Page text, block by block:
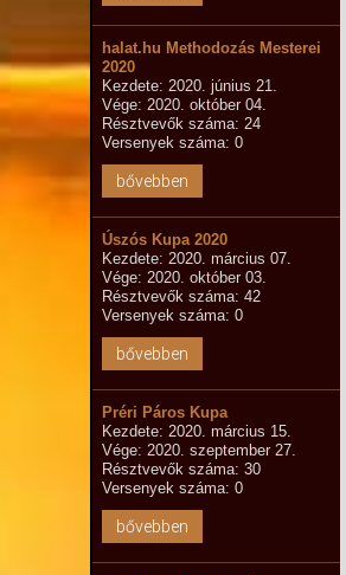
halat.hu Methodozás Mesterei
2020
Kezdete: 2020. június 21.
Vége: 2020. október 04.
Résztvevők száma: 24
Versenyek száma: 0
bővebben
Úszós Kupa 2020
Kezdete: 2020. március 07.
Vége: 2020. október 03.
Résztvevők száma: 42
Versenyek száma: 0
bővebben
Préri Páros Kupa
Kezdete: 2020. március 15.
Vége: 2020. szeptember 27.
Résztvevők száma: 30
Versenyek száma: 0
bővebben